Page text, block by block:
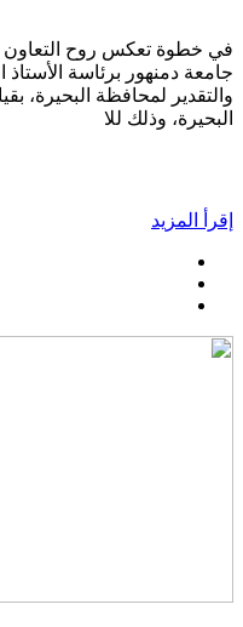
في خطوة تعكس روح التعاون
جامعة دمنهور برئاسة
والتقدير لمحافظة البحيرة،
البحيرة، وذلك للا
إقرأ المزيد